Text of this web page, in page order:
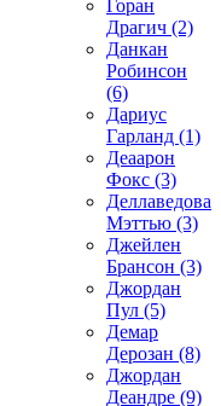
Горан
Драгич (2)
Данкан
Робинсон
(6)
Дариус
Гарланд (1)
Деаарон
Фокс (3)
Деллаведова
Мэттью (3)
Джейлен
Брансон (3)
Джордан
Пул (5)
Демар
Дерозан (8)
Джордан
Деандре (9)